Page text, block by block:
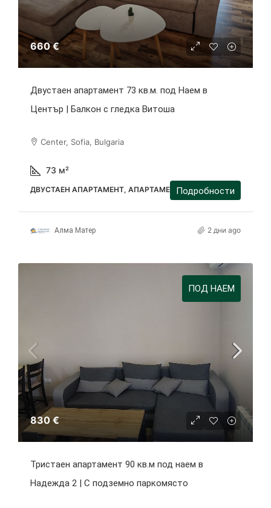
660 €
Двустаен апартамент 73 кв.м. под Наем в
Център | Балкон с гледка Витоша
Center, Sofia, Bulgaria
73 м²
ДВУСТАЕН АПАРТАМЕНТ, АПАРТАМЕНТПодробности
Алма Матер 2 дни ago
ПОД НАЕМ
830 €
Тристаен апартамент 90 кв.м под наем в
Надежда 2 | С подземно паркомясто